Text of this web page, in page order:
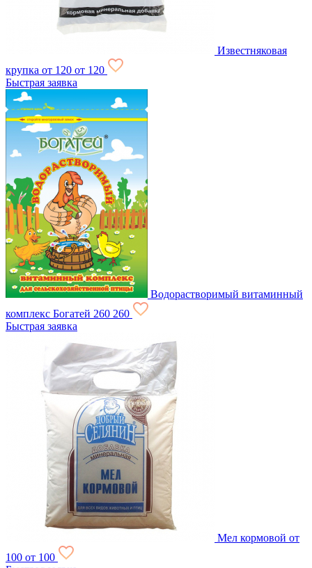
Известняковая
крупка от 120 от 120
Быстрая заявка
Водорастворимый витаминный
комплекс Богатей 260 260
Быстрая заявка
Мел кормовой от
100 от 100